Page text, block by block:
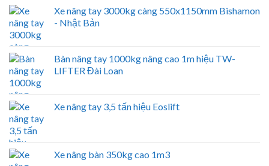
Xe nâng tay 3000kg càng 550x1150mm Bishamon
- Nhật Bản
Bàn nâng tay 1000kg nâng cao 1m hiệu TW-
LIFTER Đài Loan
Xe nâng tay 3,5 tấn hiệu Eoslift
Xe nâng bàn 350kg cao 1m3